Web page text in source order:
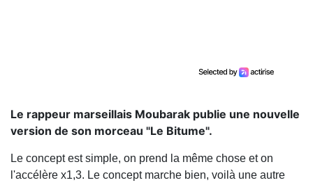
Le rappeur marseillais Moubarak publie une nouvelle
version de son morceau "Le Bitume".
Le concept est simple, on prend la même chose et on
l'accélère x1,3. Le concept marche bien, voilà une autre